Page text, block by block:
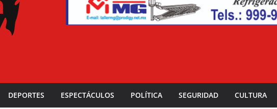
DEPORTES ESPECTÁCULOS POLÍTICA SEGURIDAD CULTURA